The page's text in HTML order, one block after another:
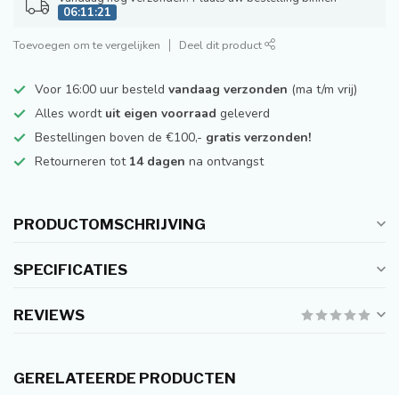
06:11:21
Toevoegen om te vergelijken Deel dit product
Voor 16:00 uur besteld vandaag verzonden (ma t/m vrij)
Alles wordt uit eigen voorraad geleverd
Bestellingen boven de €100,- gratis verzonden!
Retourneren tot 14 dagen na ontvangst
PRODUCTOMSCHRIJVING
SPECIFICATIES
REVIEWS
GERELATEERDE PRODUCTEN